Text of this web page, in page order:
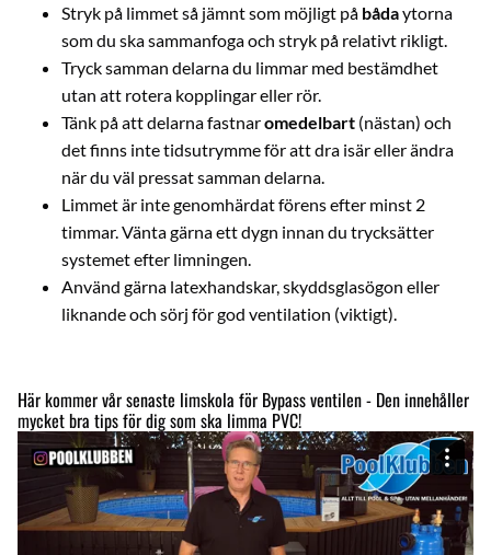
Stryk på limmet så jämnt som möjligt på bådaytorna
som du ska sammanfoga och stryk på relativt rikligt.
Tryck samman delarna du limmar med bestämdhet
utan att rotera kopplingar eller rör.
Tänk på att delarna fastnaromedelbart (nästan) och
det finns inte tidsutrymme för att dra isär eller ändra
när du väl pressat samman delarna.
Limmet är inte genomhärdat förens efter minst 2
timmar. Vänta gärna ett dygn innan du trycksätter
systemet efter limningen.
Använd gärna latexhandskar, skyddsglasögon eller
liknande och sörj för god ventilation (viktigt).
Här kommer vår senaste limskola för Bypass ventilen - Den innehåller
mycket bra tips för dig som ska limma PVC!